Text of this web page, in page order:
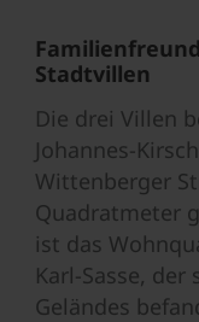
Stadtvillen
Die drei Villen
Johannes-
Wittenberger
Quadratmeter
ist das
Karl-Sasse, der
Geländes